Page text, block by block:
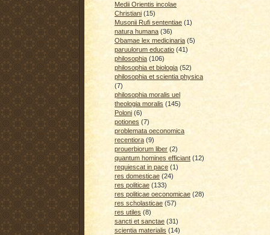
Medii Orientis incolae
Christiani (15)
Musonii Rufi sententiae (1)
natura humana (36)
Obamae lex medicinaria (5)
paruulorum educatio (41)
philosophia (106)
philosophia et biologia (52)
philosophia et scientia physica
(7)
philosophia moralis uel
theologia moralis (145)
Poloni (6)
potiones (7)
problemata oeconomica
recentiora (9)
prouerbiorum liber (2)
quantum homines efficiant (12)
requiescat in pace (1)
res domesticae (24)
res politicae (133)
res politicae oeconomicae (28)
res scholasticae (57)
res utiles (8)
sancti et sanctae (31)
scientia materialis (14)